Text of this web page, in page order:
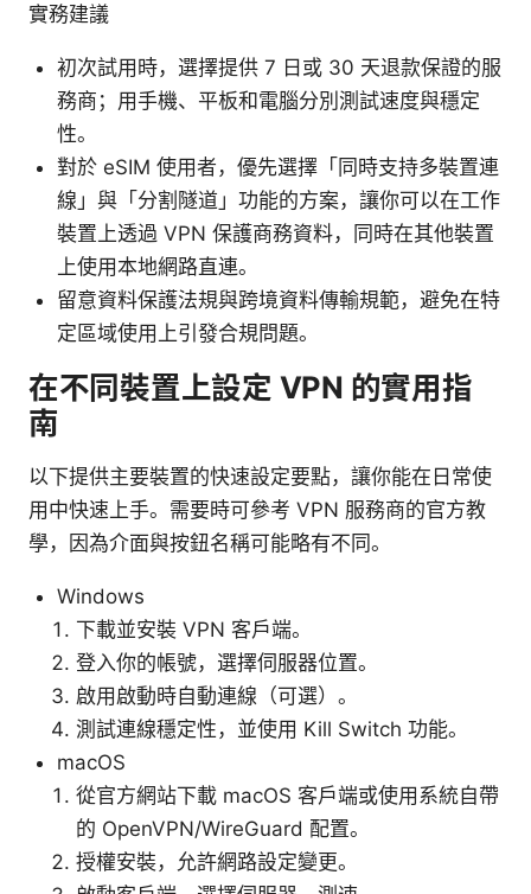
實務建議
初次試用時，選擇提供 7 日或 30 天退款保證的服
務商；用手機、平板和電腦分別測試速度與穩定
性。
對於 eSIM 使用者，優先選擇「同時支持多裝置連
線」與「分割隧道」功能的方案，讓你可以在工作
裝置上透過 VPN 保護商務資料，同時在其他裝置
上使用本地網路直連。
留意資料保護法規與跨境資料傳輸規範，避免在特
定區域使用上引發合規問題。
在不同裝置上設定 VPN 的實用指
南
以下提供主要裝置的快速設定要點，讓你能在日常使
用中快速上手。需要時可參考 VPN 服務商的官方教
學，因為介面與按鈕名稱可能略有不同。
Windows
下載並安裝 VPN 客戶端。
登入你的帳號，選擇伺服器位置。
啟用啟動時自動連線（可選）。
測試連線穩定性，並使用 Kill Switch 功能。
macOS
從官方網站下載 macOS 客戶端或使用系統自帶
的 OpenVPN/WireGuard 配置。
授權安裝，允許網路設定變更。